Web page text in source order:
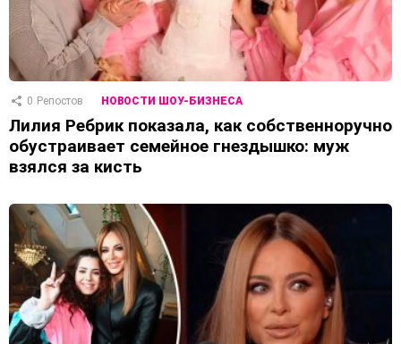
0 Репостов НОВОСТИ ШОУ-БИЗНЕСА
Лилия Ребрик показала, как собственноручно
обустраивает семейное гнездышко: муж
взялся за кисть